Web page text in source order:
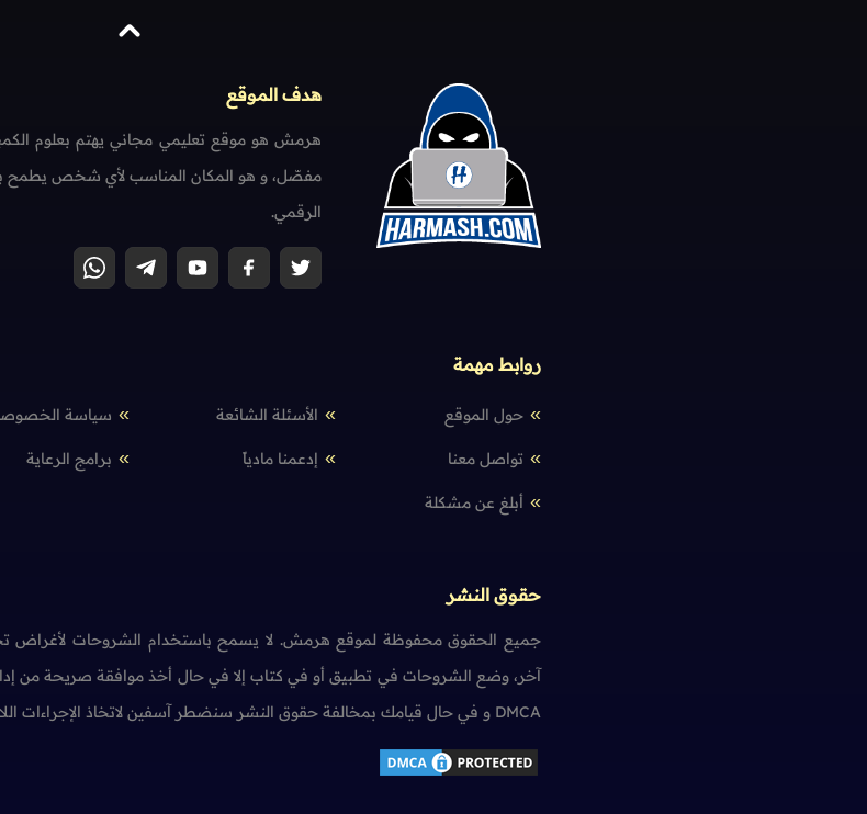
هدف الموقع
هرمش هو موقع تعليمي مجاني يهتم بعلوم
مفصّل، و هو المكان المناسب لأي شخص يطمح
الرقمي.
روابط مهمة
حول الموقع الأسئلة الشائعة سياسة
تواصل معنا إدعمنا مادياً برامج الرعاية
أبلغ عن مشكلة
حقوق النشر
جميع الحقوق محفوظة لموقع هرمش. لا يسمح باستخدام الشروحات لأغراض
آخر، وضع الشروحات في تطبيق أو في كتاب إلا في حال أخذ موافقة صريحة من
DMCA و في حال قيامك بمخالفة حقوق النشر سنضطر آسفين لاتخاذ الإجراءات اللازمة.